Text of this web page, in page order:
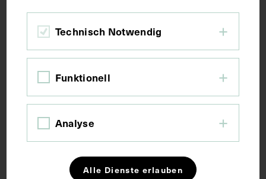
Bildmaß inkl. Untergrund 14,4 x 7,7 cm
Kurzbeschreibung
Die Fotografie wurde von G. A. Montenegro, Lebrija,
angefertigt. Sie stammt vermutlich aus der
Sammlung von Adam Politzer.
Schlagwörter
Technisch Notwendig
Funktionell
Analyse
Alle Dienste erlauben